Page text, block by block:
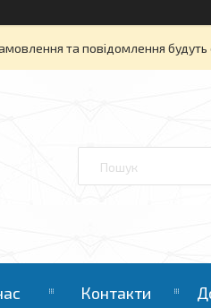
та повідомлення
Контакти